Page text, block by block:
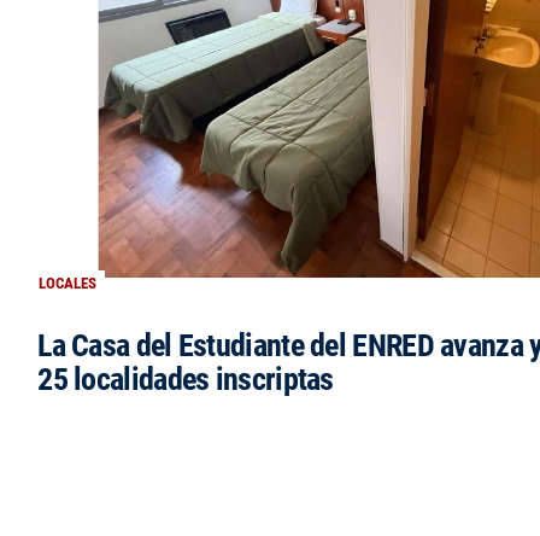
LOCALES
La Casa del Estudiante del ENRED avanza
25 localidades inscriptas